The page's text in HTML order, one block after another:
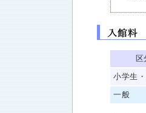
区
小学生
一般